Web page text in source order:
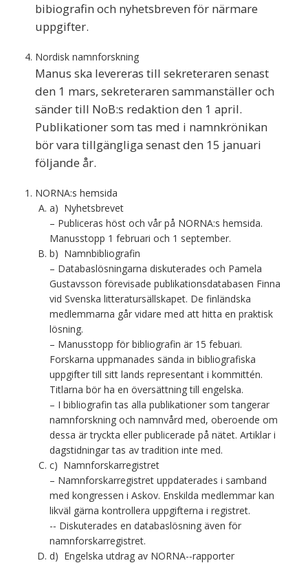
bibiografin och nyhetsbreven för närmare
uppgifter.
Nordisk namnforskning
Manus ska levereras till sekreteraren senast
den 1 mars, sekreteraren sammanställer och
sänder till NoB:s redaktion den 1 april.
Publikationer som tas med i namnkrönikan
bör vara tillgängliga senast den 15 januari
följande år.
NORNA:s hemsida
a) Nyhetsbrevet
– Publiceras höst och vår på NORNA:s hemsida.
Manusstopp 1 februari och 1 september.
b) Namnbibliografin
– Databaslösningarna diskuterades och Pamela
Gustavsson förevisade publikationsdatabasen Finna
vid Svenska litteratursällskapet. De finländska
medlemmarna går vidare med att hitta en praktisk
lösning.
– Manusstopp för bibliografin är 15 febuari.
Forskarna uppmanades sända in bibliografiska
uppgifter till sitt lands representant i kommittén.
Titlarna bör ha en översättning till engelska.
– I bibliografin tas alla publikationer som tangerar
namnforskning och namnvård med, oberoende om
dessa är tryckta eller publicerade på nätet. Artiklar i
dagstidningar tas av tradition inte med.
c) Namnforskarregistret
– Namnforskarregistret uppdaterades i samband
med kongressen i Askov. Enskilda medlemmar kan
likväl gärna kontrollera uppgifterna i registret.
-­‐ Diskuterades en databaslösning även för
namnforskarregistret.
d) Engelska utdrag av NORNA-­‐rapporter